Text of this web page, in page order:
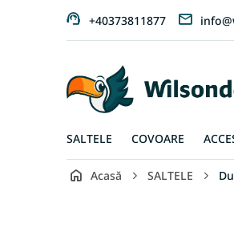
+40373811877
SALTELE COVOARE
Acasă SALTELE